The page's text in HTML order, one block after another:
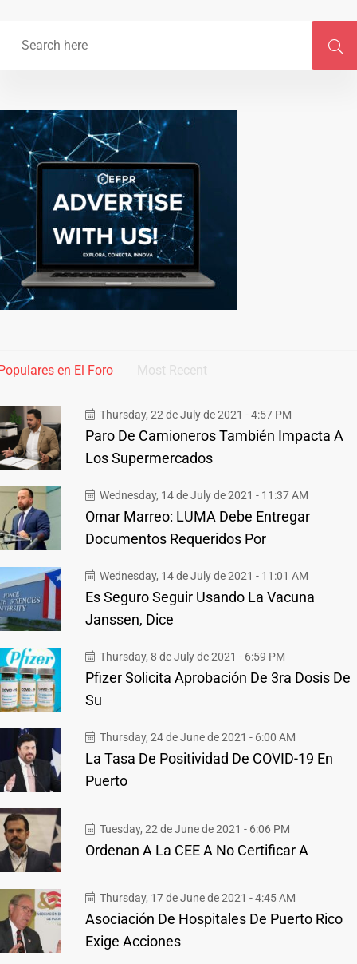
en El Foro Most Recent
Thursday, 22 de July de 2021 - 4:57 PM
Paro De Camioneros También Impacta A
Los Supermercados
Wednesday, 14 de July de 2021 - 11:37 AM
Omar Marreo: LUMA Debe Entregar
Documentos Requeridos Por
Wednesday, 14 de July de 2021 - 11:01 AM
Es Seguro Seguir Usando La Vacuna
Janssen, Dice
Thursday, 8 de July de 2021 - 6:59 PM
Pfizer Solicita Aprobación De 3ra Dosis De
Su
Thursday, 24 de June de 2021 - 6:00 AM
La Tasa De Positividad De COVID-19 En
Puerto
Tuesday, 22 de June de 2021 - 6:06 PM
Ordenan A La CEE A No Certificar A
Thursday, 17 de June de 2021 - 4:45 AM
Asociación De Hospitales De Puerto Rico
Exige Acciones